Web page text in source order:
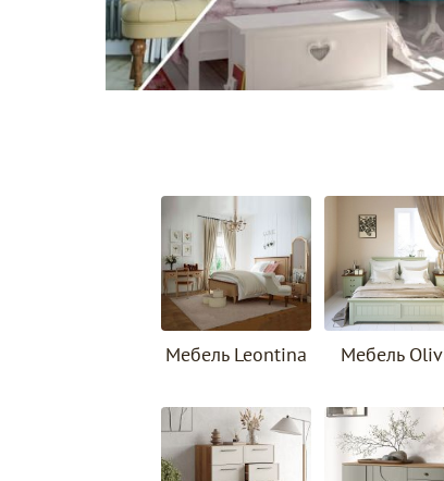
Мебель Leontina Мебель